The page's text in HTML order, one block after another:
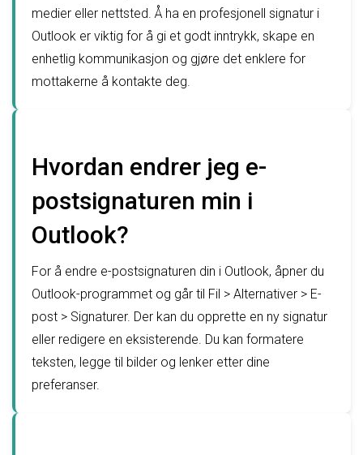
medier eller nettsted. Å ha en profesjonell signatur i
Outlook er viktig for å gi et godt inntrykk, skape en
enhetlig kommunikasjon og gjøre det enklere for
mottakerne å kontakte deg.
Hvordan endrer jeg e-
postsignaturen min i
Outlook?
For å endre e-postsignaturen din i Outlook, åpner du
Outlook-programmet og går til Fil > Alternativer > E-
post > Signaturer. Der kan du opprette en ny signatur
eller redigere en eksisterende. Du kan formatere
teksten, legge til bilder og lenker etter dine
preferanser.